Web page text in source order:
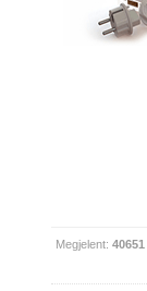
Megjelent: 40651